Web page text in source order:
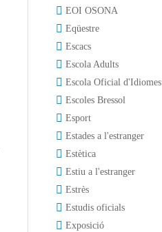
EOI OSONA
Eqüestre
Escacs
Escola Adults
Escola Oficial d'Idiomes
Escoles Bressol
Esport
Estades a l'estranger
Estètica
Estiu a l'estranger
Estrès
Estudis oficials
Exposició